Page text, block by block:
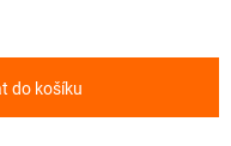
do košíku